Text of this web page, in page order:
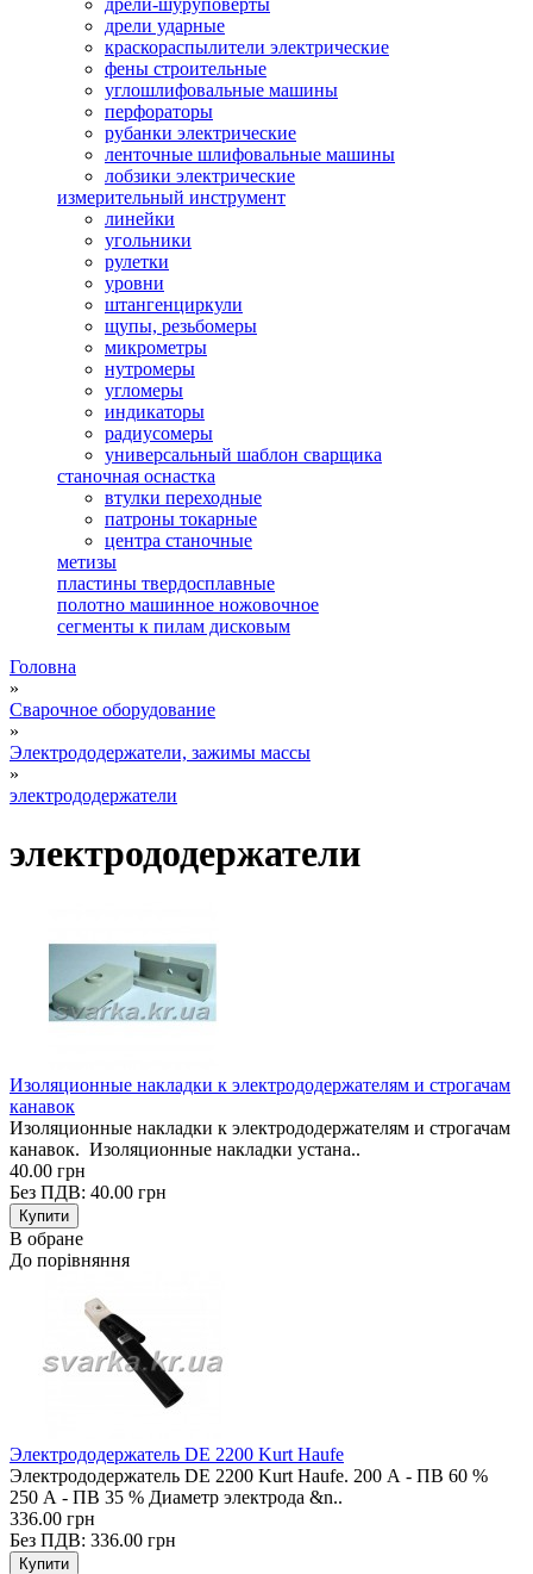
дрели-шуруповерты
дрели ударные
краскораспылители электрические
фены строительные
углошлифовальные машины
перфораторы
рубанки электрические
ленточные шлифовальные машины
лобзики электрические
измерительный инструмент
линейки
угольники
рулетки
уровни
штангенциркули
щупы, резьбомеры
микрометры
нутромеры
угломеры
индикаторы
радиусомеры
универсальный шаблон сварщика
станочная оснастка
втулки переходные
патроны токарные
центра станочные
метизы
пластины твердосплавные
полотно машинное ножовочное
сегменты к пилам дисковым
Головна
»
Сварочное оборудование
»
Электрододержатели, зажимы массы
»
электрододержатели
электрододержатели
Изоляционные накладки к электрододержателям и строгачам
канавок
Изоляционные накладки к электрододержателям и строгачам
канавок. Изоляционные накладки устана..
40.00 грн
Без ПДВ: 40.00 грн
В обране
До порівняння
Электрододержатель DE 2200 Kurt Haufe
Электрододержатель DE 2200 Kurt Haufe. 200 А - ПВ 60 %
250 А - ПВ 35 % Диаметр электрода &n..
336.00 грн
Без ПДВ: 336.00 грн